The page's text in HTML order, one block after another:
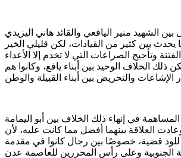
الشهيد منير اليافعي والقائد هاني اليزيدي
يحدث بين كثير من القيادات، لكن قليلي الخير
وتأجيج الصراعات التي لا تخدم إلا الأعداء
ذلك الخلاف الوحيد بين أبناء يافع، وكانوا هم
في إنهاء ذلك الخلاف بين أبو اليمامة
العلاقة بينهما أفضل مما كانت عليه، لأن
للود قضية، خصوصًا بين رجال كانوا في مقدمة